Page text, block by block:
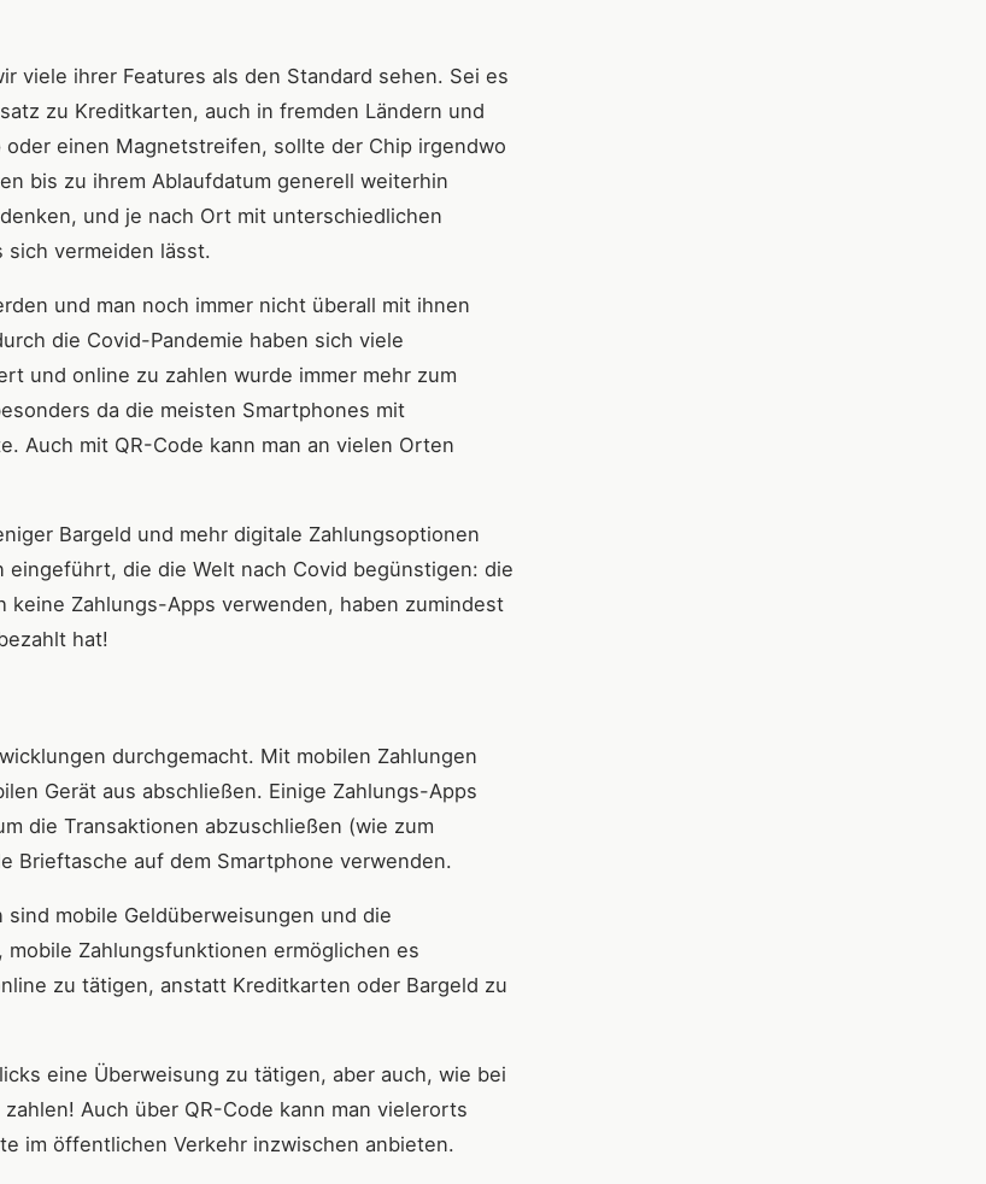
viele ihrer Features als den Standard sehen. Sei es
zu Kreditkarten, auch in fremden Ländern und
einen Magnetstreifen, sollte der Chip irgendwo
bis zu ihrem Ablaufdatum generell weiterhin
und je nach Ort mit unterschiedlichen
vermeiden lässt.
und man noch immer nicht überall mit ihnen
die Covid-Pandemie haben sich viele
und online zu zahlen wurde immer mehr zum
da die meisten Smartphones mit
Auch mit QR-Code kann man an vielen Orten
Bargeld und mehr digitale Zahlungsoptionen
die die Welt nach Covid begünstigen: die
Zahlungs-Apps verwenden, haben zumindest
hat!
durchgemacht. Mit mobilen Zahlungen
Gerät aus abschließen. Einige Zahlungs-Apps
die Transaktionen abzuschließen (wie zum
Brieftasche auf dem Smartphone verwenden.
mobile Geldüberweisungen und die
Zahlungsfunktionen ermöglichen es
zu tätigen, anstatt Kreditkarten oder Bargeld zu
eine Überweisung zu tätigen, aber auch, wie bei
Auch über QR-Code kann man vielerorts
im öffentlichen Verkehr inzwischen anbieten.